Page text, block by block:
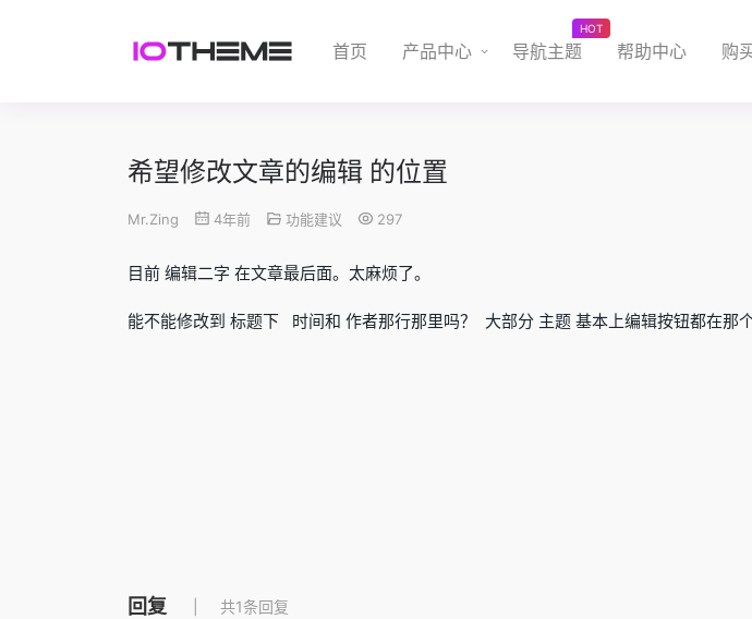
首页 产品中心 导航主题
HOT
帮助中心 购
希望修改文章的编辑 的位置
Mr.Zing 4年前 功能建议 297
目前 编辑二字 在文章最后面。太麻烦了。
能不能修改到 标题下 时间和 作者那行那里吗？ 大部分 主题 基本上编辑按钮都在那个
回复 共1条回复